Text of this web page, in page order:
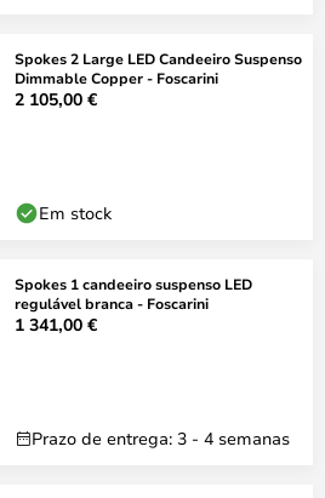
Spokes 2 Large LED Candeeiro Suspenso
Dimmable Copper - Foscarini
2 105,00 €
Em stock
Spokes 1 candeeiro suspenso LED
regulável branca - Foscarini
1 341,00 €
Prazo de entrega: 3 - 4 semanas